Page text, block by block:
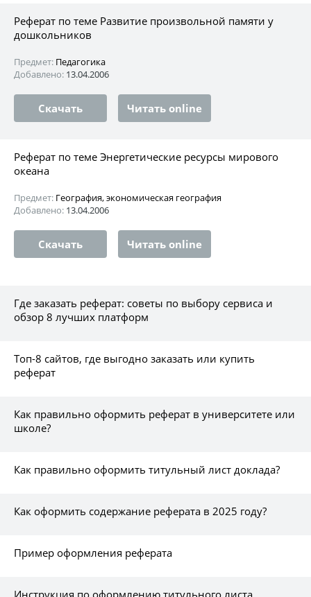
Реферат по теме Развитие произвольной памяти у
дошкольников
Предмет: Педагогика
Добавлено: 13.04.2006
Скачать Читать online
Реферат по теме Энергетические ресурсы мирового
океана
Предмет: География, экономическая география
Добавлено: 13.04.2006
Скачать Читать online
Где заказать реферат: советы по выбору сервиса и
обзор 8 лучших платформ
Топ-8 сайтов, где выгодно заказать или купить
реферат
Как правильно оформить реферат в университете или
школе?
Как правильно оформить титульный лист доклада?
Как оформить содержание реферата в 2025 году?
Пример оформления реферата
Инструкция по оформлению титульного листа